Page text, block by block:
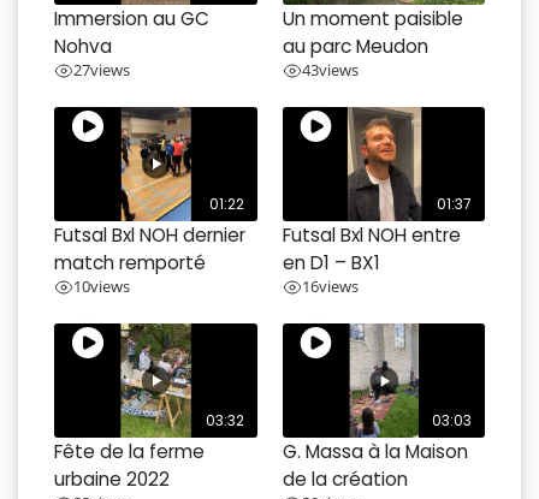
Immersion au GC
Nohva
27views
Un moment paisible
au parc Meudon
43views
01:22
Futsal Bxl NOH dernier
match remporté
10views
01:37
Futsal Bxl NOH entre
en D1 – BX1
16views
03:32
Fête de la ferme
urbaine 2022
03:03
G. Massa à la Maison
de la création